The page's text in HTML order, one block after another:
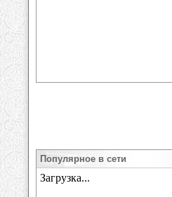
Популярное в сети